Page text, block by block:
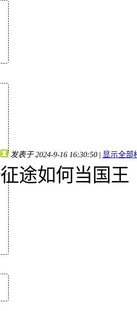
发表于 2024-9-16 16:30:50 | 显示全部
征途如何当国王